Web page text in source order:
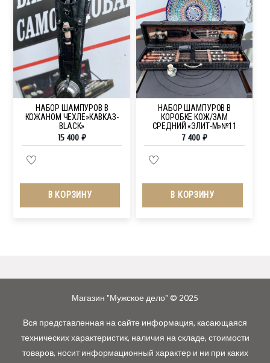
НАБОР ШАМПУРОВ В
КОЖАНОМ ЧЕХЛЕ»КАВКАЗ-
BLACK»
15 400 ₽
В КОРЗИНУ
НАБОР ШАМПУРОВ В
КОРОБКЕ КОЖ/ЗАМ
СРЕДНИЙ «ЭЛИТ-М»№11
7 400 ₽
В КОРЗИНУ
Магазин "Мужское дело" © 2025
Вся представленная на сайте информация, касающаяся
технических характеристик, наличия на складе, стоимости
товаров, носит информационный характер и ни при каких